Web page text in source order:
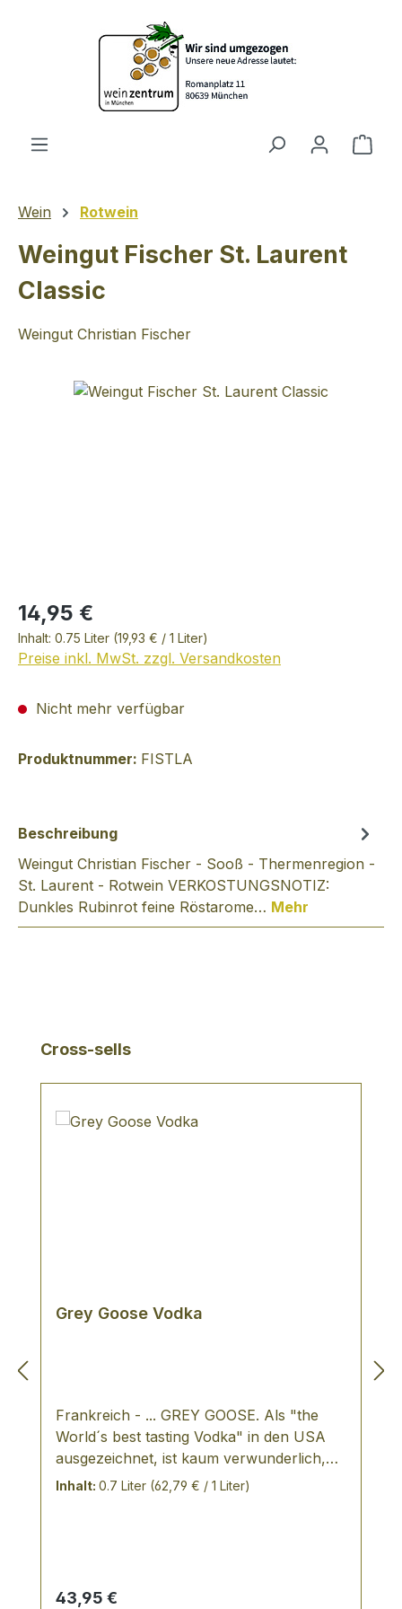
Zum Hauptinhalt springen
Wein Rotwein
Weingut Fischer St. Laurent
Classic
Weingut Christian Fischer
Bildergalerie überspringen
14,95 €
Inhalt: 0.75 Liter (19,93 € / 1 Liter)
Preise inkl. MwSt. zzgl. Versandkosten
Nicht mehr verfügbar
Produktnummer: FISTLA
Beschreibung
Weingut Christian Fischer - Sooß - Thermenregion -
St. Laurent - Rotwein VERKOSTUNGSNOTIZ:
Dunkles Rubinrot feine Röstarome… Mehr
Produktgalerie überspringen
Cross-sells
Grey Goose Vodka
Frankreich - ... GREY GOOSE. Als "the
World´s best tasting Vodka" in den USA
ausgezeichnet, ist kaum verwunderlich,
dass dieser elegante Vodka zum absoluten
Mandelgebäck hin zu feinen Gewürzen
Inhalt: 0.7 Liter (62,79 € / 1 Liter)
Regulärer Preis:
43,95 €